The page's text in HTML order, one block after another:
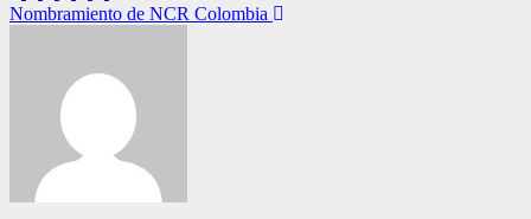
Navegación
entradas
Nombramiento de NCR Colombia